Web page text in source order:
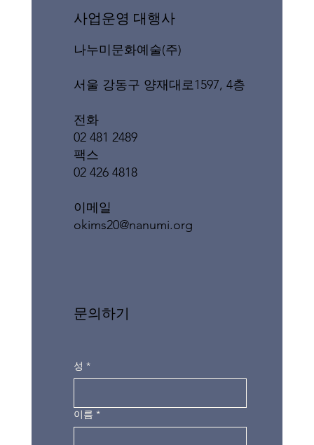
​사업운영 대행사
나누미문화예술(주)
서울 강동구 양재대로1597, 4층
전화
02 481 2489
팩스
02 426 4818
이메일
okims20@nanumi.org
문의하기
성 *
이름 *